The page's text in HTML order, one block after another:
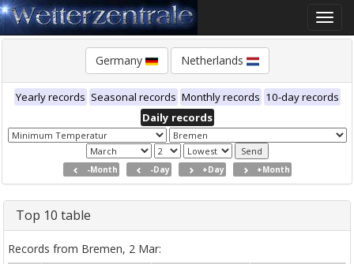
Toggle
Germany Netherlands
Yearly records Seasonal records Monthly records 10-day records
Daily records
-Month -Day +Day +Month
Top 10 table
Records from Bremen, 2 Mar: